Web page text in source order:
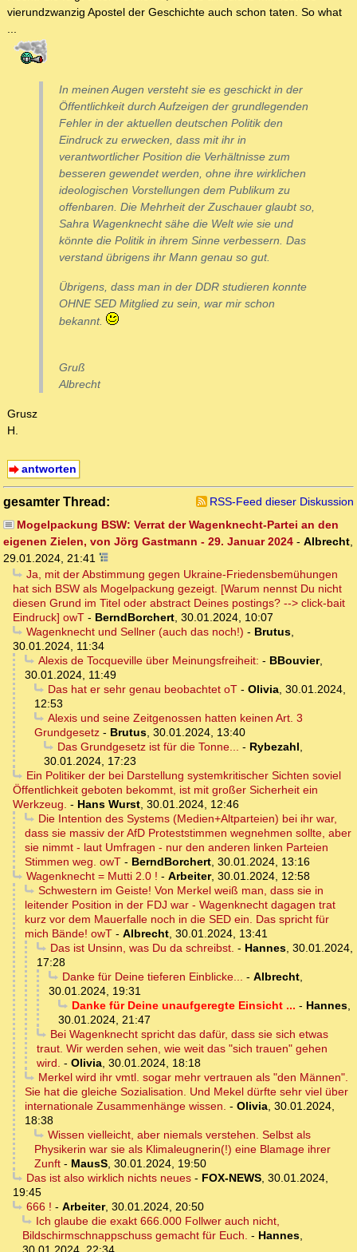
vierundzwanzig Apostel der Geschichte auch schon taten. So what
...
In meinen Augen versteht sie es geschickt in der
Öffentlichkeit durch Aufzeigen der grundlegenden
Fehler in der aktuellen deutschen Politik den
Eindruck zu erwecken, dass mit ihr in
verantwortlicher Position die Verhältnisse zum
besseren gewendet werden, ohne ihre wirklichen
ideologischen Vorstellungen dem Publikum zu
offenbaren. Die Mehrheit der Zuschauer glaubt so,
Sahra Wagenknecht sähe die Welt wie sie und
könnte die Politik in ihrem Sinne verbessern. Das
verstand übrigens ihr Mann genau so gut.
Übrigens, dass man in der DDR studieren konnte
OHNE SED Mitglied zu sein, war mir schon
bekannt.
Gruß
Albrecht
Grusz
H.
antworten
gesamter Thread:
RSS-Feed dieser Diskussion
Mogelpackung BSW: Verrat der Wagenknecht-Partei an den
eigenen Zielen, von Jörg Gastmann - 29. Januar 2024 - Albrecht,
29.01.2024, 21:41
Ja, mit der Abstimmung gegen Ukraine-Friedensbemühungen
hat sich BSW als Mogelpackung gezeigt. [Warum nennst Du nicht
diesen Grund im Titel oder abstract Deines postings? --> click-bait
Eindruck] owT - BerndBorchert, 30.01.2024, 10:07
Wagenknecht und Sellner (auch das noch!) - Brutus,
30.01.2024, 11:34
Alexis de Tocqueville über Meinungsfreiheit: - BBouvier,
30.01.2024, 11:49
Das hat er sehr genau beobachtet oT- Olivia, 30.01.2024,
12:53
Alexis und seine Zeitgenossen hatten keinen Art. 3
Grundgesetz - Brutus, 30.01.2024, 13:40
Das Grundgesetz ist für die Tonne... - Rybezahl,
30.01.2024, 17:23
Ein Politiker der bei Darstellung systemkritischer Sichten soviel
Öffentlichkeit geboten bekommt, ist mit großer Sicherheit ein
Werkzeug. - Hans Wurst, 30.01.2024, 12:46
Die Intention des Systems (Medien+Altparteien) bei ihr war,
dass sie massiv der AfD Proteststimmen wegnehmen sollte, aber
sie nimmt - laut Umfragen - nur den anderen linken Parteien
Stimmen weg. owT - BerndBorchert, 30.01.2024, 13:16
Wagenknecht = Mutti 2.0 ! - Arbeiter, 30.01.2024, 12:58
Schwestern im Geiste! Von Merkel weiß man, dass sie in
leitender Position in der FDJ war - Wagenknecht dagagen trat
kurz vor dem Mauerfalle noch in die SED ein. Das spricht für
mich Bände! owT - Albrecht, 30.01.2024, 13:41
Das ist Unsinn, was Du da schreibst. - Hannes, 30.01.2024,
17:28
Danke für Deine tieferen Einblicke... - Albrecht,
30.01.2024, 19:31
Danke für Deine unaufgeregte Einsicht ... - Hannes,
30.01.2024, 21:47
Bei Wagenknecht spricht das dafür, dass sie sich etwas
traut. Wir werden sehen, wie weit das "sich trauen" gehen
wird. - Olivia, 30.01.2024, 18:18
Merkel wird ihr vmtl. sogar mehr vertrauen als "den Männen".
Sie hat die gleiche Sozialisation. Und Mekel dürfte sehr viel über
internationale Zusammenhänge wissen. - Olivia, 30.01.2024,
18:38
Wissen vielleicht, aber niemals verstehen. Selbst als
Physikerin war sie als Klimaleugnerin(!) eine Blamage ihrer
Zunft - MausS, 30.01.2024, 19:50
Das ist also wirklich nichts neues- FOX-NEWS, 30.01.2024,
19:45
666 ! - Arbeiter, 30.01.2024, 20:50
Ich glaube die exakt 666.000 Follwer auch nicht,
Bildschirmschnappschuss gemacht für Euch. - Hannes,